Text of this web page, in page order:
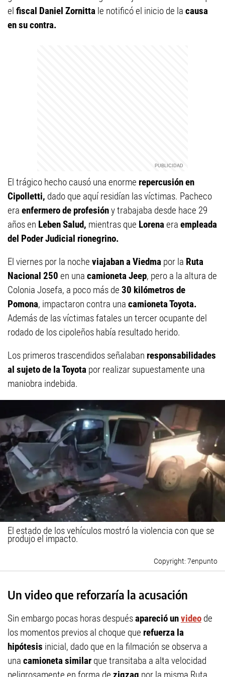
el fiscal Daniel Zornitta le notificó el inicio de la causa
en su contra.
El trágico hecho causó una enorme repercusión en
Cipolletti, dado que aquí residían las víctimas. Pacheco
era enfermero de profesióny trabajaba desde hace 29
años en Leben Salud, mientras que Lorenaera empleada
del Poder Judicial rionegrino.
El viernes por la noche viajaban a Viedma por la Ruta
Nacional 250 en una camioneta Jeep, pero a la altura de
Colonia Josefa, a poco más de 30 kilómetros de
Pomona, impactaron contra una camioneta Toyota.
Además de las víctimas fatales un tercer ocupante del
rodado de los cipoleños había resultado herido.
Los primeros trascendidos señalaban responsabilidades
al sujeto de la Toyota por realizar supuestamente una
maniobra indebida.
El estado de los vehículos mostró la violencia con que se
produjo el impacto.
7enpunto
Un video que reforzaría la acusación
Sin embargo pocas horas despuésapareció unvideo de
los momentos previos al choque que refuerza la
hipótesis inicial, dado que en la filmación se observa a
una camioneta similar que transitaba a alta velocidad